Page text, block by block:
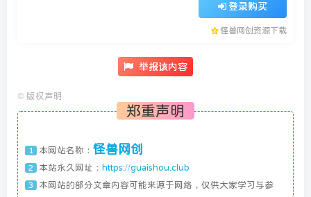
登录购买
怪兽网创资源下载
举报该内容
© 版权声明
郑重声明
1 本网站名称： 怪兽网创
2 本站永久网址： https://guaishou.club
3
本网站的部分文章内容可能来源于网络，仅供大家学习与参